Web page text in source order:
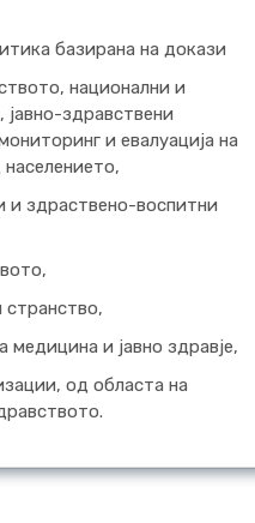
базирана на докази
национални и
здравствени
и евалуација на
и здраствено-воспитни
странство,
медицина и јавно здравје,
од областа на